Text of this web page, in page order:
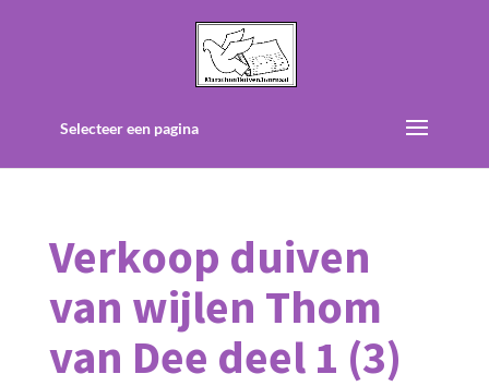
Selecteer een pagina
Verkoop duiven
van wijlen Thom
van Dee deel 1 (3)